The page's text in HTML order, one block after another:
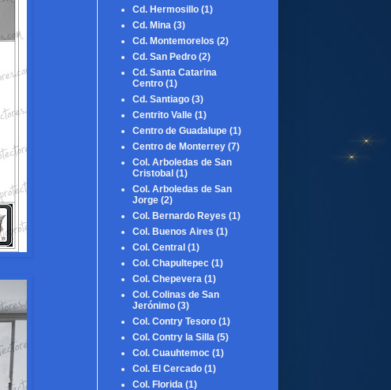
Cd. Hermosillo (1)
Cd. Mina (3)
Cd. Montemorelos (2)
Cd. San Pedro (2)
Cd. Santa Catarina
Centro (1)
Cd. Santiago (3)
Centrito Valle (1)
Centro de Guadalupe (1)
Centro de Monterrey (7)
Col. Arboledas de San
Cristobal (1)
Col. Arboledas de San
Jorge (2)
Col. Bernardo Reyes (1)
Col. Buenos Aires (1)
Col. Central (1)
Col. Chapultepec (1)
Col. Chepevera (1)
Col. Colinas de San
Jerónimo (3)
Col. Contry Tesoro (1)
Col. Contry la Silla (5)
Col. Cuauhtemoc (1)
Col. El Cercado (1)
Col. Florida (1)